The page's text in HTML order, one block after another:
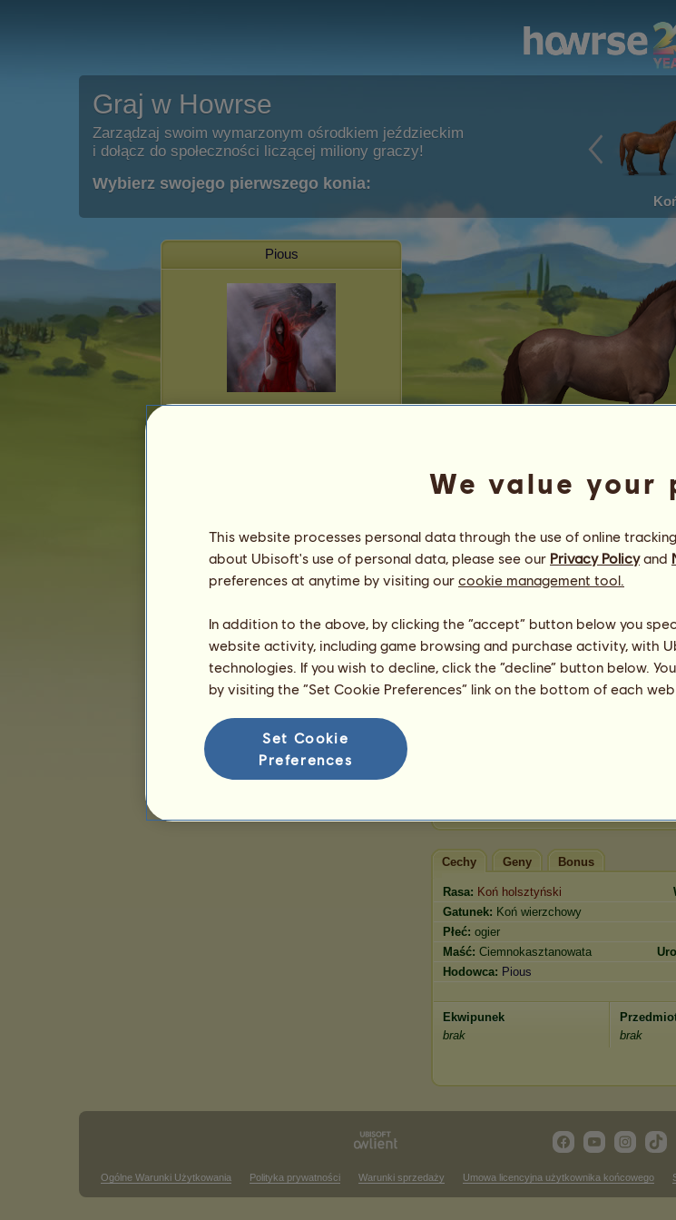
Graj w Howrse
Zarządzaj swoim wymarzonym ośrodkiem jeździeckim
i dołącz do społeczności liczącej miliony graczy!
Wybierz swojego pierwszego konia:
Pious
Ranking
Ranking ogólny
Ranking gatunków
Krezus Junior
08:00
Zdrowie
Morale
Umiejętności
Cechy Geny Bonus
Rasa: Koń holsztyński
Gatunek: Koń wierzchowy
Płeć: ogier
Maść: Ciemnokasztanowata
Hodowca: Pious
Ekwipunek
brak
brak
Ogólne Warunki Użytkowania Polityka prywatności Warunki sprzedaży Umowa licencyjna użytkownika końcowego
We value your
This website processes personal data through the use of online
about Ubisoft's use of personal data, please see our Privacy Policyand
preferences at anytime by visiting our cookie management tool.
In addition to the above, by clicking the “accept” button below you
website activity, including game browsing and purchase activity, with
technologies. If you wish to decline, click the “decline” button below.
by visiting the “Set Cookie Preferences” link on the bottom of each web
Set Cookie
Preferences